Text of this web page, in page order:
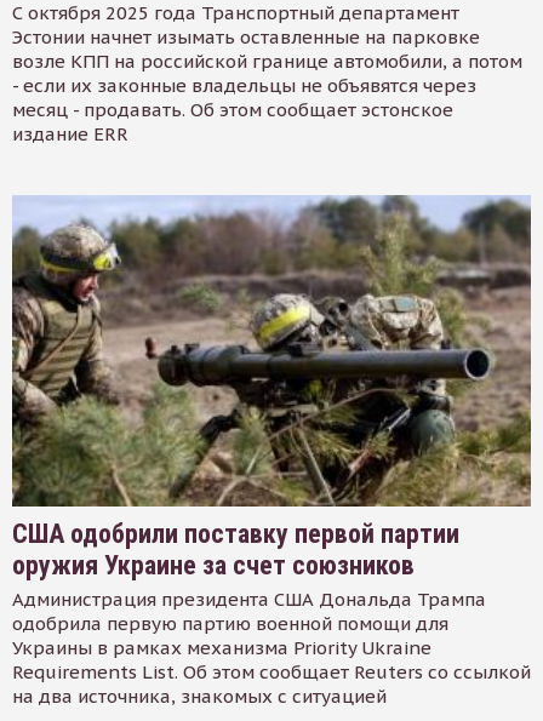
С октября 2025 года Транспортный департамент
Эстонии начнет изымать оставленные на парковке
возле КПП на российской границе автомобили, а потом
- если их законные владельцы не объявятся через
месяц - продавать. Об этом сообщает эстонское
издание ERR
США одобрили поставку первой партии
оружия Украине за счет союзников
Администрация президента США Дональда Трампа
одобрила первую партию военной помощи для
Украины в рамках механизма Priority Ukraine
Requirements List. Об этом сообщает Reuters со ссылкой
на два источника, знакомых с ситуацией